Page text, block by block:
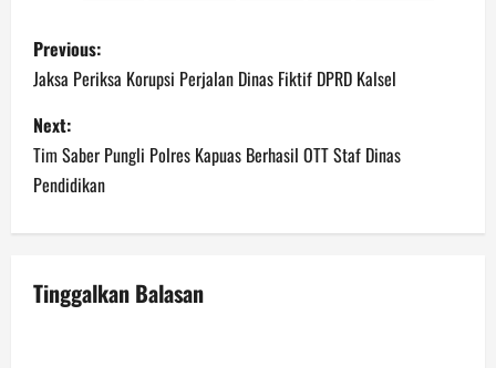
P
o
s
t
n
a
v
Previous:
Jaksa Periksa Korupsi Perjalan Dinas Fiktif DPRD Kalsel
Next:
Tim Saber Pungli Polres Kapuas Berhasil OTT Staf Dinas
Pendidikan
Tinggalkan Balasan